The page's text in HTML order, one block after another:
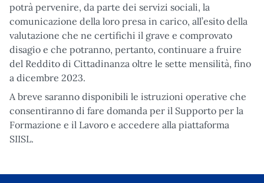
potrà pervenire, da parte dei servizi sociali, la
comunicazione della loro presa in carico, all’esito della
valutazione che ne certifichi il grave e comprovato
disagio e che potranno, pertanto, continuare a fruire
del Reddito di Cittadinanza oltre le sette mensilità, fino
a dicembre 2023.
A breve saranno disponibili le istruzioni operative che
consentiranno di fare domanda per il Supporto per la
Formazione e il Lavoro e accedere alla piattaforma
SIISL.